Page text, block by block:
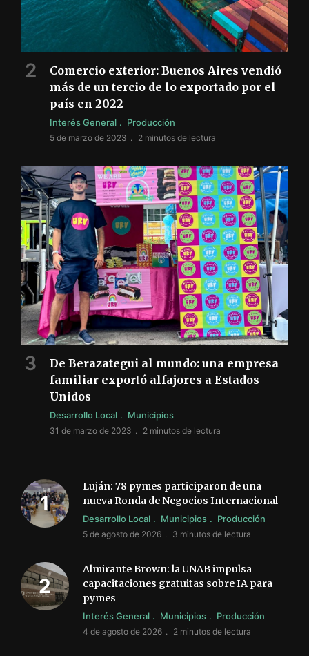
Comercio exterior: Buenos Aires vendió
más de un tercio de lo exportado por el
país en 2022
Interés General Producción
5 de marzo de 2023 2 minutos de lectura
De Berazategui al mundo: una empresa
familiar exportó alfajores a Estados
Unidos
Desarrollo Local Municipios
31 de marzo de 2023 2 minutos de lectura
Luján: 78 pymes participaron de una
nueva Ronda de Negocios Internacional
Desarrollo Local Municipios Producción
5 de agosto de 2026 3 minutos de lectura
Almirante Brown: la UNAB impulsa
capacitaciones gratuitas sobre IA para
pymes
Interés General Municipios Producción
4 de agosto de 2026 2 minutos de lectura